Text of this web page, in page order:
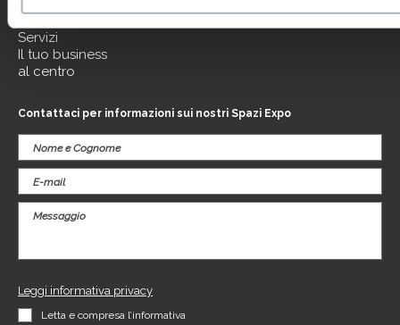
Servizi
Il tuo business
al centro
Contattaci per informazioni sui nostri Spazi Expo
Leggi informativa privacy
Letta e compresa l’informativa